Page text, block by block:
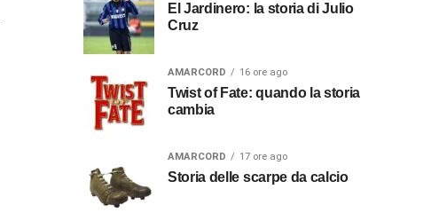
El Jardinero: la storia di Julio
Cruz
AMARCORD 16 ore ago
Twist of Fate: quando la storia
cambia
AMARCORD 17 ore ago
Storia delle scarpe da calcio